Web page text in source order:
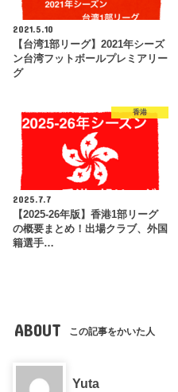
2021.5.10
【台湾1部リーグ】2021年シーズ
ン台湾フットボールプレミアリー
グ
香港
2025.7.7
【2025-26年版】香港1部リーグ
の概要まとめ！出場クラブ、外国
籍選手…
ABOUT この記事をかいた人
Yuta